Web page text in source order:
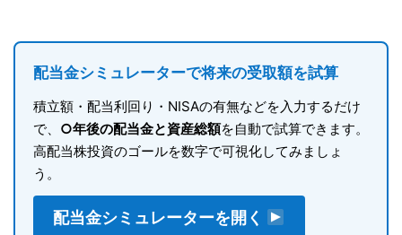
配当金シミュレーターで将来の受取額を試算
積立額・配当利回り・NISAの有無などを入力するだけ
で、 ○年後の配当金と資産総額を自動で試算できます。
高配当株投資のゴールを数字で可視化してみましょ
う。
配当金シミュレーターを開く